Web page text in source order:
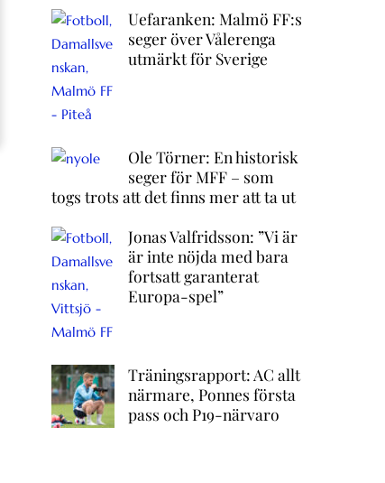
Uefaranken: Malmö FF:s
seger över Vålerenga
utmärkt för Sverige
Ole Törner: En historisk
seger för MFF – som
togs trots att det finns mer att ta ut
Jonas Valfridsson: ”Vi är
är inte nöjda med bara
fortsatt garanterat
Europa-spel”
Träningsrapport: AC allt
närmare, Ponnes första
pass och P19-närvaro